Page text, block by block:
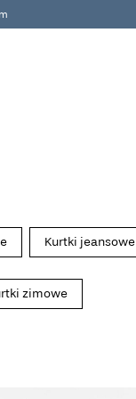
Kurtki jeansowe
zimowe